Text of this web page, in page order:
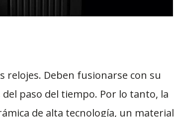
relojes. Deben fusionarse con su
paso del tiempo. Por lo tanto, la
de alta tecnología, un material